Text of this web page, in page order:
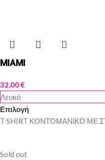
MIAMI
32,00€
Λευκό
Επιλογή
T SHIRT ΚΟΝΤΟΜΑΝΙΚΟ ΜΕ
Sold out